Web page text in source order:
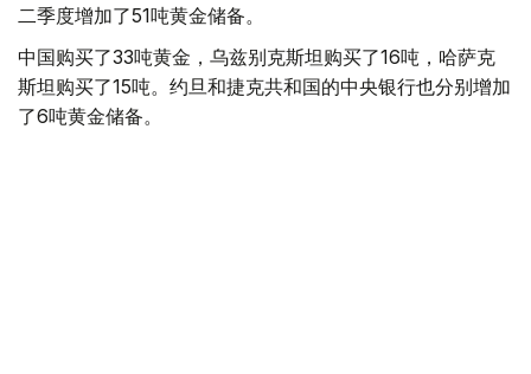
二季度增加了51吨黄金储备。
中国购买了33吨黄金，乌兹别克斯坦购买了16吨，哈萨克
斯坦购买了15吨。约旦和捷克共和国的中央银行也分别增加
了6吨黄金储备。